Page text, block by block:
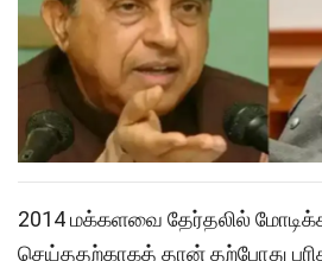
2014 மக்களவை தேர்தலில்
செய்ததற்காகத் தான் தற்போது